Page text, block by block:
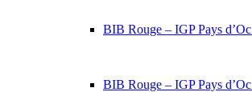
BIB Rouge – IGP Pays
BIB Rouge – IGP Pays